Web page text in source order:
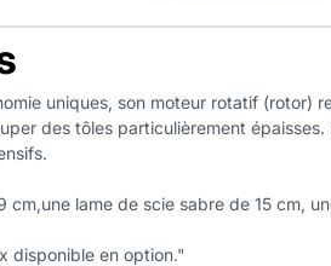
uniques, son moteur rotatif (rotor)
des tôles particulièrement
lame de scie sabre de 15 cm,
disponible en option."